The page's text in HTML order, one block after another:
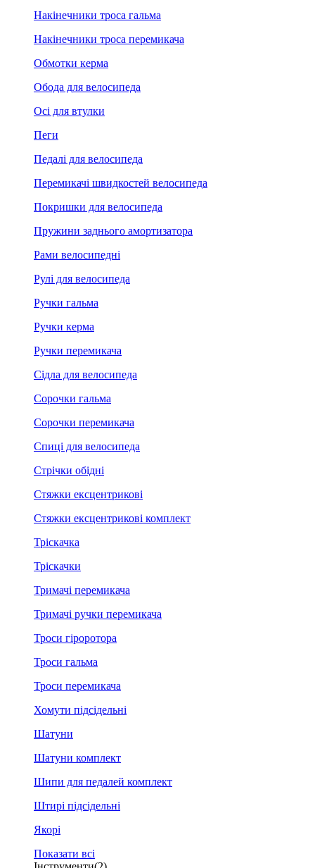
Накінечники троса гальма
Накінечники троса перемикача
Обмотки керма
Обода для велосипеда
Осі для втулки
Пеги
Педалі для велосипеда
Перемикачі швидкостей велосипеда
Покришки для велосипеда
Пружини заднього амортизатора
Рами велосипедні
Рулі для велосипеда
Ручки гальма
Ручки керма
Ручки перемикача
Сідла для велосипеда
Сорочки гальма
Сорочки перемикача
Спиці для велосипеда
Стрічки обідні
Стяжки ексцентрикові
Стяжки ексцентрикові комплект
Тріскачка
Тріскачки
Тримачі перемикача
Тримачі ручки перемикача
Троси гіроротора
Троси гальма
Троси перемикача
Хомути підсідельні
Шатуни
Шатуни комплект
Шипи для педалей комплект
Штирі підсідельні
Якорі
Показати всі